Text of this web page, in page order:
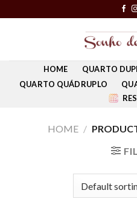
to
HOME QUARTO
QUARTO QUÁDRUPLO
HOME /